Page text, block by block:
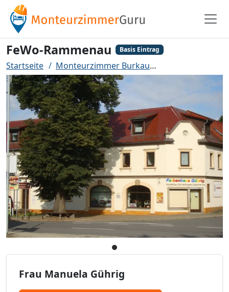
FeWo-Rammenau Basis Eintrag
Startseite Monteurzimmer Burkau
Frau Manuela Gührig